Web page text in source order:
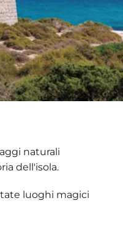
naturali
dell'isola.
luoghi magici